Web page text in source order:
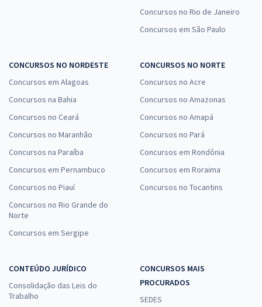
Concursos no Rio de Janeiro
Concursos em São Paulo
CONCURSOS NO NORDESTE
Concursos em Alagoas
Concursos na Bahia
Concursos no Ceará
Concursos no Maranhão
Concursos na Paraíba
Concursos em Pernambuco
Concursos no Piauí
Concursos no Rio Grande do
Norte
Concursos em Sergipe
CONCURSOS NO NORTE
Concursos no Acre
Concursos no Amazonas
Concursos no Amapá
Concursos no Pará
Concursos em Rondônia
Concursos em Roraima
Concursos no Tocantins
CONTEÚDO JURÍDICO
Consolidação das Leis do
Trabalho
CONCURSOS MAIS
PROCURADOS
SEDES